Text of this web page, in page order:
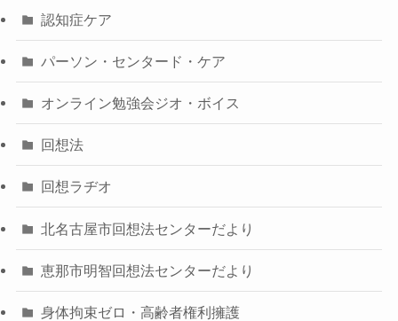
認知症ケア
パーソン・センタード・ケア
オンライン勉強会ジオ・ボイス
回想法
回想ラヂオ
北名古屋市回想法センターだより
恵那市明智回想法センターだより
身体拘束ゼロ・高齢者権利擁護